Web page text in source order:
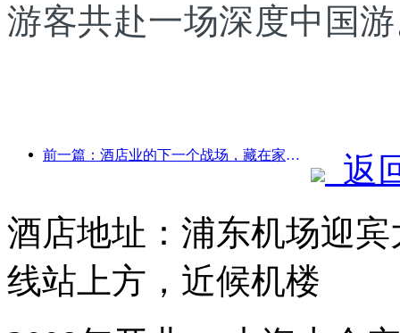
游客共赴一场深度中国
前一篇：酒店业的下一个战场，藏在家具的可持续基因里
返
酒店地址：浦东机场迎
线站上方，近候机楼